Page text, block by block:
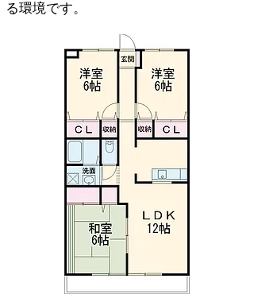
る環境です。